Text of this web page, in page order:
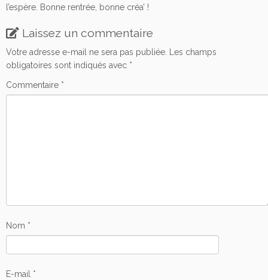
l’espère. Bonne rentrée, bonne créa’ !
Laissez un commentaire
Votre adresse e-mail ne sera pas publiée.
Les champs
obligatoires sont indiqués avec *
Commentaire *
Nom *
E-mail *